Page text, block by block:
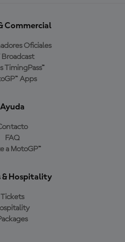
Commercial
Oficiales
Broadcast
TimingPass™
Apps
Ayuda
FAQ
a MotoGP™
& Hospitality
Tickets